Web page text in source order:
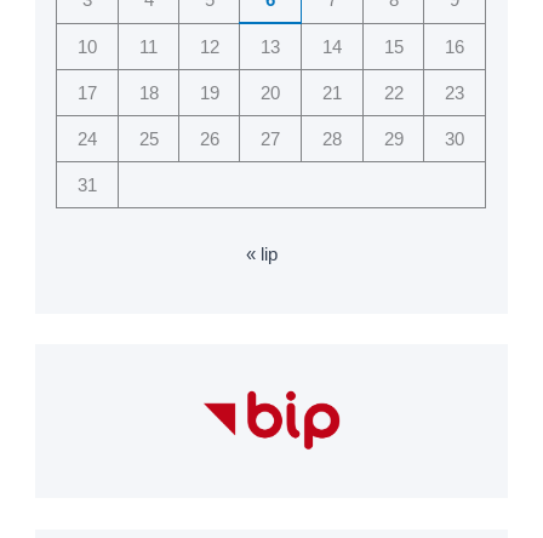
10 11 12 13 14 15 16
17 18 19 20 21 22 23
24 25 26 27 28 29 30
31
« lip